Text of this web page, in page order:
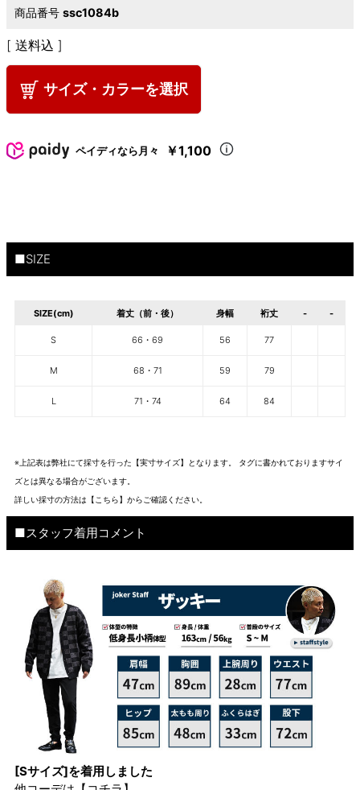
商品番号 ssc1084b
送料込
サイズ・カラーを選択
ペイディなら月々 ￥1,100
■SIZE
SIZE(cm) 着丈（前・後） 身幅 裄丈 - -
S 66・69 56 77
M 68・71 59 79
L 71・74 64 84
※上記表は弊社にて採寸を行った【実寸サイズ】となります。 タグに書かれておりますサイ
ズとは異なる場合がございます。
詳しい採寸の方法は 【こちら】から ご確認ください。
■スタッフ着用コメント
[Sサイズ]を着用しました